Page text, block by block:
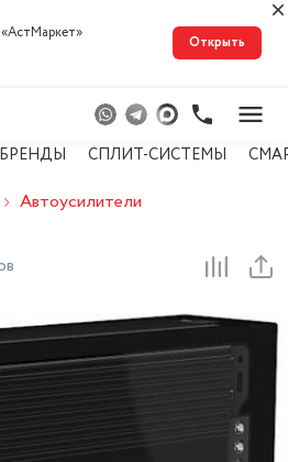
Открыть
БРЕНДЫ СПЛИТ-СИСТЕМЫ
Автоусилители